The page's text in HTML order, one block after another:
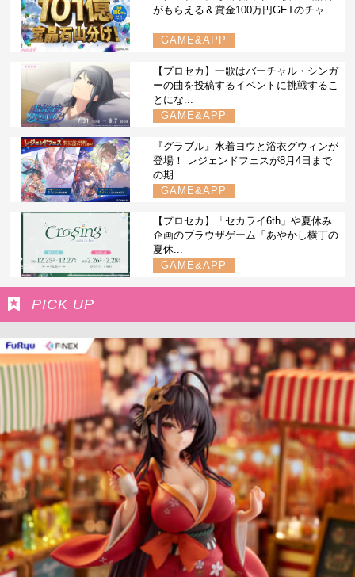
がもらえる＆賞金100万円GETのチャ...
GAME&APP
【プロセカ】一歌はバーチャル・シンガ
ーの曲を投稿するイベントに挑戦するこ
とにな...
GAME&APP
『グラブル』水着ヨウと浴衣グウィンが
登場！ レジェンドフェスが8月4日まで
の期...
GAME&APP
【プロセカ】「セカライ6th」や夏休み
企画のブラウザゲーム「あやかし横丁の
夏休...
GAME&APP
PICK UP